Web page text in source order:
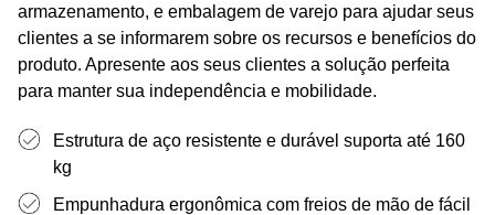
armazenamento, e embalagem de varejo para ajudar seus
clientes a se informarem sobre os recursos e benefícios do
produto. Apresente aos seus clientes a solução perfeita
para manter sua independência e mobilidade.
Estrutura de aço resistente e durável suporta até 160
kg
Empunhadura ergonômica com freios de mão de fácil